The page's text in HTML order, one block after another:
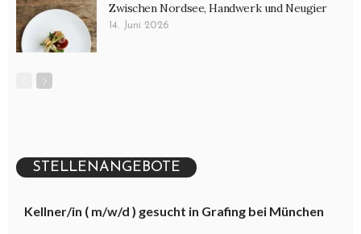
Zwischen Nordsee, Handwerk und Neugier
14. Juni 2026
STELLENANGEBOTE
Kellner/in ( m/w/d ) gesucht in Grafing bei München